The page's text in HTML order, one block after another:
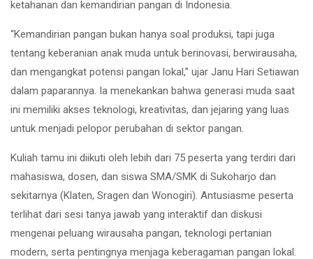
ketahanan dan kemandirian pangan di Indonesia.
“Kemandirian pangan bukan hanya soal produksi, tapi juga
tentang keberanian anak muda untuk berinovasi, berwirausaha,
dan mengangkat potensi pangan lokal,” ujar Janu Hari Setiawan
dalam paparannya. Ia menekankan bahwa generasi muda saat
ini memiliki akses teknologi, kreativitas, dan jejaring yang luas
untuk menjadi pelopor perubahan di sektor pangan.
Kuliah tamu ini diikuti oleh lebih dari 75 peserta yang terdiri dari
mahasiswa, dosen, dan siswa SMA/SMK di Sukoharjo dan
sekitarnya (Klaten, Sragen dan Wonogiri). Antusiasme peserta
terlihat dari sesi tanya jawab yang interaktif dan diskusi
mengenai peluang wirausaha pangan, teknologi pertanian
modern, serta pentingnya menjaga keberagaman pangan lokal.